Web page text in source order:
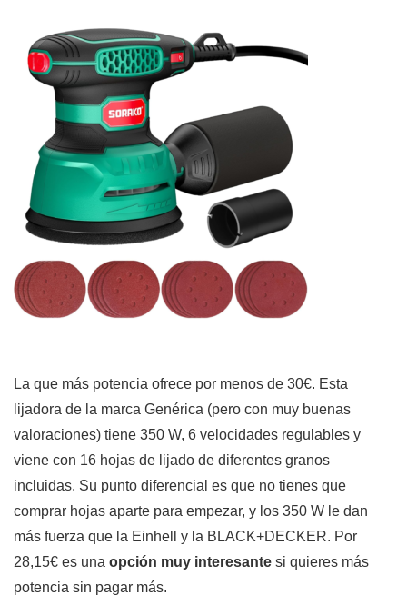
La que más potencia ofrece por menos de 30€. Esta
lijadora de la marca Genérica (pero con muy buenas
valoraciones) tiene 350 W, 6 velocidades regulables y
viene con 16 hojas de lijado de diferentes granos
incluidas. Su punto diferencial es que no tienes que
comprar hojas aparte para empezar, y los 350 W le dan
más fuerza que la Einhell y la BLACK+DECKER. Por
28,15€ es una opción muy interesante si quieres más
potencia sin pagar más.